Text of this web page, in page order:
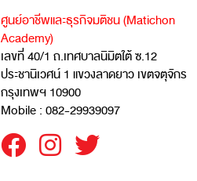
ศูนย์อาชีพและธุรกิจมติชน (Matichon
Academy)
เลขที่ 40/1 ถ.เทศบาลนิมิตใต้ ซ.12
ประชานิเวศน์ 1 แขวงลาดยาว เขตจตุจักร
กรุงเทพฯ 10900
Mobile : 082-29939097